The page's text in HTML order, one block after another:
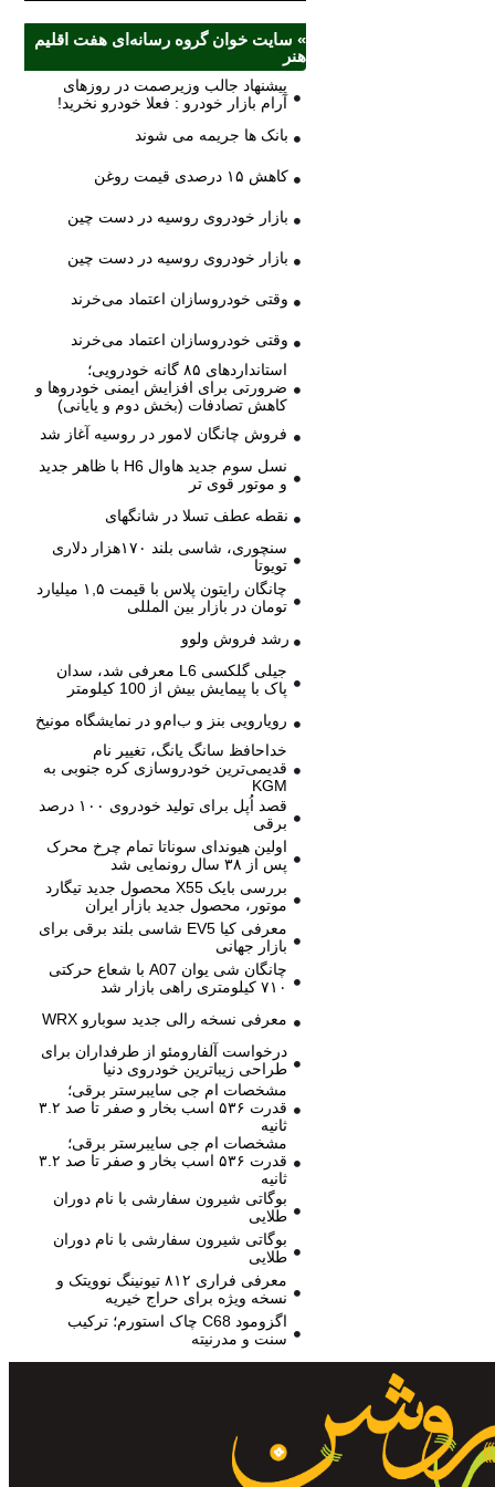
» سایت خوان گروه رسانه‌ای هفت اقلیم
هنر
پیشنهاد جالب وزیرصمت در روزهای
آرام بازار خودرو : فعلا خودرو نخرید!
بانک ها جریمه می شوند
کاهش ۱۵ درصدی قیمت روغن
بازار خودروی روسیه در دست چین
بازار خودروی روسیه در دست چین
وقتی خودروسازان اعتماد می‌خرند
وقتی خودروسازان اعتماد می‌خرند
استانداردهای ۸۵ گانه خودرویی؛
ضرورتی برای افزایش ایمنی خودروها و
کاهش تصادفات (بخش دوم و پایانی)
فروش چانگان لامور در روسیه آغاز شد
نسل سوم جدید هاوال H6 با ظاهر جدید
و موتور قوی تر
نقطه عطف تسلا در شانگهای
سنچوری، شاسی بلند ۱۷۰هزار دلاری
تویوتا
چانگان رایتون پلاس با قیمت ۱,۵ میلیارد
تومان در بازار بین المللی
رشد فروش ولوو
جیلی گلکسی L6 معرفی شد، سدان
پاک با پیمایش بیش از 100 کیلومتر
رویارویی بنز و ب‌ام‌و در نمایشگاه مونیخ
خداحافظ سانگ یانگ، تغییر نام
قدیمی‌ترین خودروسازی کره جنوبی به
KGM
قصد اُپل برای تولید خودروی ۱۰۰ درصد
برقی
اولین هیوندای سوناتا تمام چرخ محرک
پس از ۳۸ سال رونمایی شد
بررسی بایک X55 محصول جدید تیگارد
موتور، محصول جدید بازار ایران
معرفی کیا EV5 شاسی بلند برقی برای
بازار جهانی
چانگان شی یوان A07 با شعاع حرکتی
۷۱۰ کیلومتری راهی بازار شد
معرفی نسخه رالی جدید سوبارو WRX
درخواست آلفارومئو از طرفداران برای
طراحی زیباترین خودروی دنیا
مشخصات ام جی سایبرستر برقی؛
قدرت ۵۳۶ اسب بخار و صفر تا صد ۳.۲
ثانیه
مشخصات ام جی سایبرستر برقی؛
قدرت ۵۳۶ اسب بخار و صفر تا صد ۳.۲
ثانیه
بوگاتی شیرون سفارشی با نام دوران
طلایی
بوگاتی شیرون سفارشی با نام دوران
طلایی
معرفی فراری ۸۱۲ تیونینگ نوویتک و
نسخه ویژه برای حراج خیریه
اگزومود C68 چاک استورم؛ ترکیب
سنت و مدرنیته